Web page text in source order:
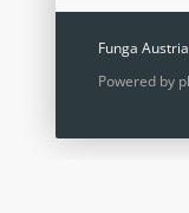
Funga Austria
Powered by